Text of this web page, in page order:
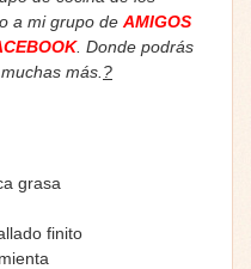
a mi grupo de AMIGOS
. Donde podrás
más. ?
grasa
finito